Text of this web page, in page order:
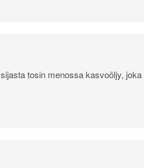
tosin menossa kasvoöljy,